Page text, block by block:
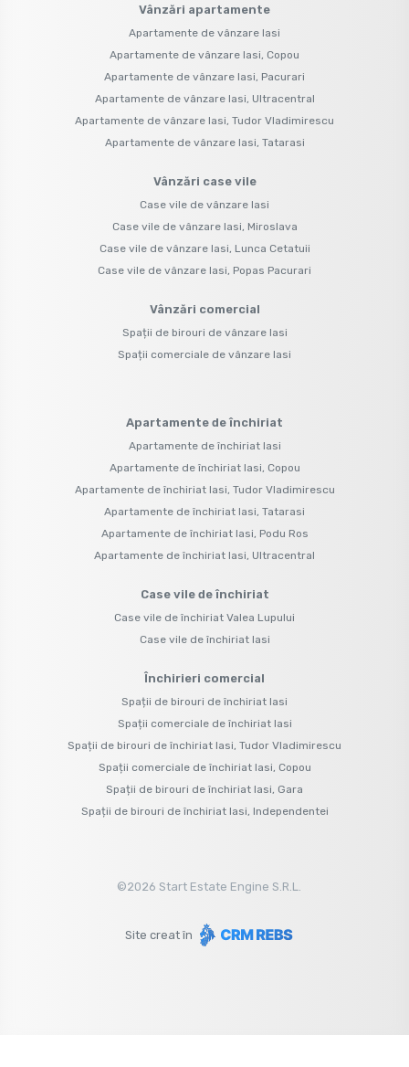
Vânzări apartamente
Apartamente de vânzare Iasi
Apartamente de vânzare Iasi, Copou
Apartamente de vânzare Iasi, Pacurari
Apartamente de vânzare Iasi, Ultracentral
Apartamente de vânzare Iasi, Tudor Vladimirescu
Apartamente de vânzare Iasi, Tatarasi
Vânzări case vile
Case vile de vânzare Iasi
Case vile de vânzare Iasi, Miroslava
Case vile de vânzare Iasi, Lunca Cetatuii
Case vile de vânzare Iasi, Popas Pacurari
Vânzări comercial
Spații de birouri de vânzare Iasi
Spații comerciale de vânzare Iasi
Apartamente de închiriat
Apartamente de închiriat Iasi
Apartamente de închiriat Iasi, Copou
Apartamente de închiriat Iasi, Tudor Vladimirescu
Apartamente de închiriat Iasi, Tatarasi
Apartamente de închiriat Iasi, Podu Ros
Apartamente de închiriat Iasi, Ultracentral
Case vile de închiriat
Case vile de închiriat Valea Lupului
Case vile de închiriat Iasi
Închirieri comercial
Spații de birouri de închiriat Iasi
Spații comerciale de închiriat Iasi
Spații de birouri de închiriat Iasi, Tudor Vladimirescu
Spații comerciale de închiriat Iasi, Copou
Spații de birouri de închiriat Iasi, Gara
Spații de birouri de închiriat Iasi, Independentei
©2026 Start Estate Engine S.R.L.
Site creat în